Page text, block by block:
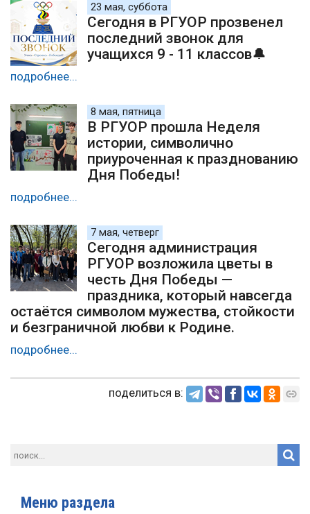
23 мая, суббота
Сегодня в РГУОР прозвенел
последний звонок для
учащихся 9 - 11 классов🔔
подробнее...
8 мая, пятница
В РГУОР прошла Неделя
истории, символично
приуроченная к празднованию
Дня Победы!
подробнее...
7 мая, четверг
Сегодня администрация
РГУОР возложила цветы в
честь Дня Победы —
праздника, который навсегда
остаётся символом мужества, стойкости
и безграничной любви к Родине.
подробнее...
поделиться в:
Меню раздела